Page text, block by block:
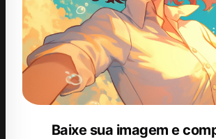
Baixe sua imagem e